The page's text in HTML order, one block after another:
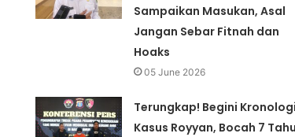
Sampaikan Masukan, Asal
Jangan Sebar Fitnah dan
Hoaks
05 June 2026
Terungkap! Begini Kronologi
Kasus Royyan, Bocah 7